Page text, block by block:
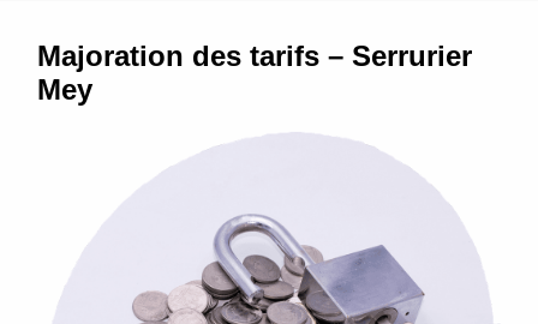
Majoration des tarifs – Serrurier
Mey